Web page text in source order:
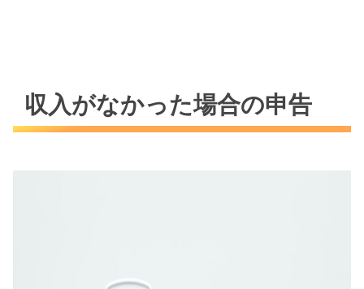
収入がなかった場合の申告